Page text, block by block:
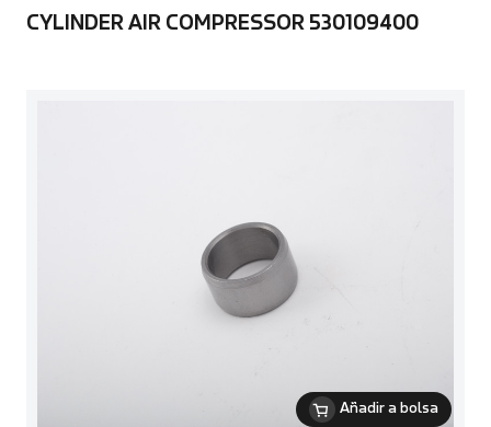
CYLINDER AIR COMPRESSOR 530109400
Añadir a bolsa